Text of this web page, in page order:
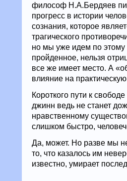
философ Н.А.Бердяев
прогресс в истории
сознания, которое
трагического
но мы уже идем по этому
пройденное, нельзя
все же имеет место. А
влияние на
Короткого пути к
джинн ведь не станет
нравственному
слишком быстро,
Да, может. Но разве мы
то, что казалось им
известно, умирает